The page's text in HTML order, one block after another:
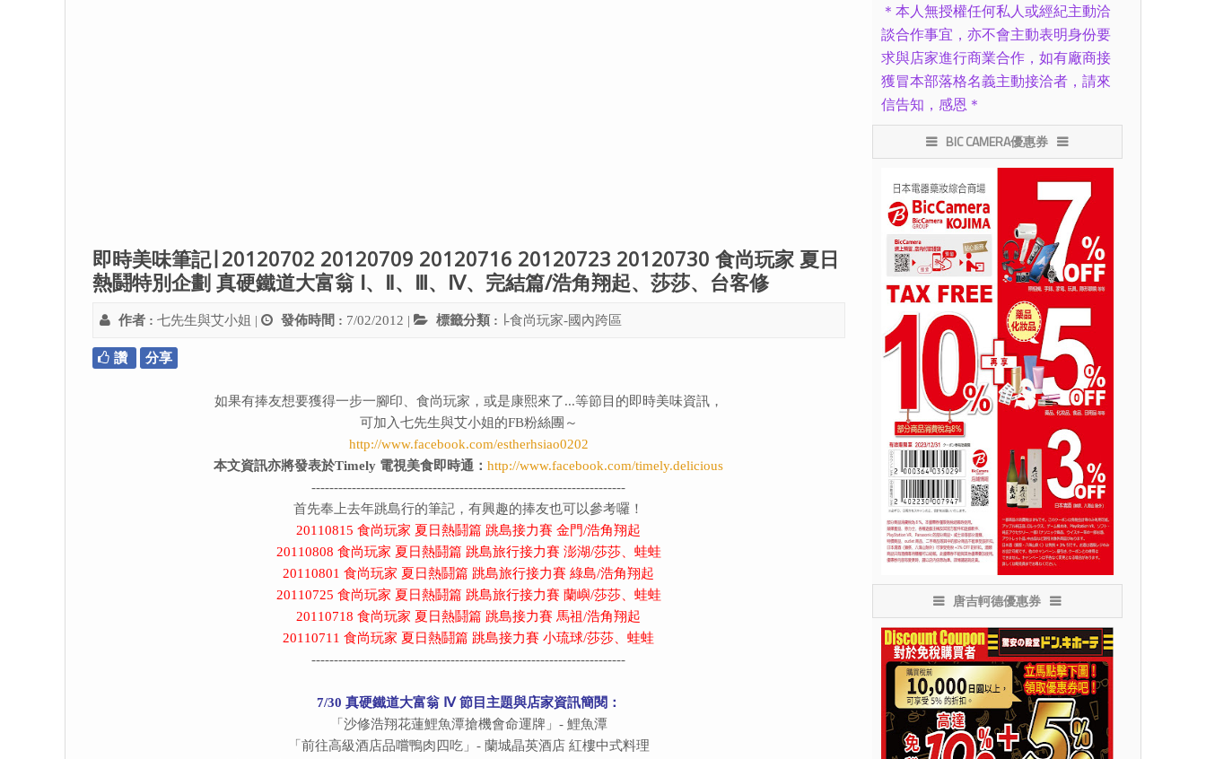
即時美味筆記∣ 20120702 20120709 20120716 20120723 20120730 食尚玩家 夏日
熱鬪特別企劃 真硬鐵道大富翁 Ⅰ、Ⅱ、Ⅲ、Ⅳ、完結篇/浩角翔起、莎莎、台客修
作者 : 七先生與艾小姐 | 發佈時間 : 7/02/2012 | 標籤分類 : ∣-食尚玩家-國內跨區
讚 分享
如果有捧友想要獲得一步一腳印、食尚玩家，或是康熙來了...等節目的即時美味資訊，
可加入七先生與艾小姐的FB粉絲團～
http://www.facebook.com/estherhsiao0202
本文資訊亦將發表於Timely 電視美食即時通：http://www.facebook.com/timely.delicious
----------------------------------------------------------------------
首先奉上去年跳島行的筆記，有興趣的捧友也可以參考囉！
20110815 食尚玩家 夏日熱鬪篇 跳島接力賽 金門/浩角翔起
20110808 食尚玩家 夏日熱鬪篇 跳島旅行接力賽 澎湖/莎莎、蛙蛙
20110801 食尚玩家 夏日熱鬪篇 跳島旅行接力賽 綠島/浩角翔起
20110725 食尚玩家 夏日熱鬪篇 跳島旅行接力賽 蘭嶼/莎莎、蛙蛙
20110718 食尚玩家 夏日熱鬪篇 跳島接力賽 馬祖/浩角翔起
20110711 食尚玩家 夏日熱鬪篇 跳島接力賽 小琉球/莎莎、蛙蛙
----------------------------------------------------------------------
7/30 真硬鐵道大富翁 Ⅳ 節目主題與店家資訊簡閱：
「沙修浩翔花蓮鯉魚潭搶機會命運牌」- 鯉魚潭
「前往高級酒店品嚐鴨肉四吃」- 蘭城晶英酒店 紅樓中式料理
＊本人無授權任何私人或經紀主動洽
談合作事宜，亦不會主動表明身份要
求與店家進行商業合作，如有廠商接
獲冒本部落格名義主動接洽者，請來
信告知，感恩＊
BIC CAMERA優惠券
唐吉軻德優惠券